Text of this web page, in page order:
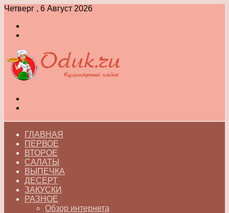
Четверг , 6 Август 2026
ГЛАВНАЯ
ПЕРВОЕ
ВТОРОЕ
САЛАТЫ
ВЫПЕЧКА
ДЕСЕРТ
ЗАКУСКИ
РАЗНОЕ
Обзор интернета